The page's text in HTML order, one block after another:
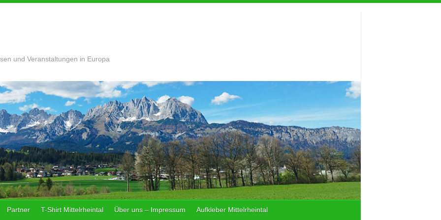
und Veranstaltungen in Europa
Partner T-Shirt Mittelrheintal Über uns – Impressum Aufkleber Mittelrheintal